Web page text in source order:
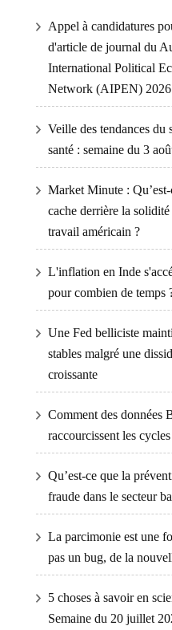
Appel à candidatures
d'article de journal du
International Political
Network (AIPEN) 2026
Veille des tendances du
santé : semaine du 3
Market Minute : Qu’est-
cache derrière la
travail américain ?
L'inflation en Inde
pour combien de temps
Une Fed belliciste
stables malgré une
croissante
Comment des données
raccourcissent les
Qu’est-ce que la
fraude dans le secteur
La parcimonie est une
pas un bug, de la
5 choses à savoir en
Semaine du 20 juillet